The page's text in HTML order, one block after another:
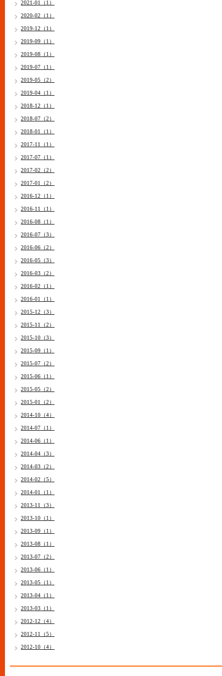
2021-01（1）
2020-02（1）
2019-12（1）
2019-09（1）
2019-08（1）
2019-07（1）
2019-05（2）
2019-04（1）
2018-12（1）
2018-07（2）
2018-01（1）
2017-11（1）
2017-07（1）
2017-02（2）
2017-01（2）
2016-12（1）
2016-11（1）
2016-08（1）
2016-07（3）
2016-06（2）
2016-05（3）
2016-03（2）
2016-02（1）
2016-01（1）
2015-12（3）
2015-11（2）
2015-10（3）
2015-09（1）
2015-07（2）
2015-06（1）
2015-05（2）
2015-01（2）
2014-10（4）
2014-07（1）
2014-06（1）
2014-04（3）
2014-03（2）
2014-02（5）
2014-01（1）
2013-11（3）
2013-10（1）
2013-09（1）
2013-08（1）
2013-07（2）
2013-06（1）
2013-05（1）
2013-04（1）
2013-03（1）
2012-12（4）
2012-11（5）
2012-10（4）